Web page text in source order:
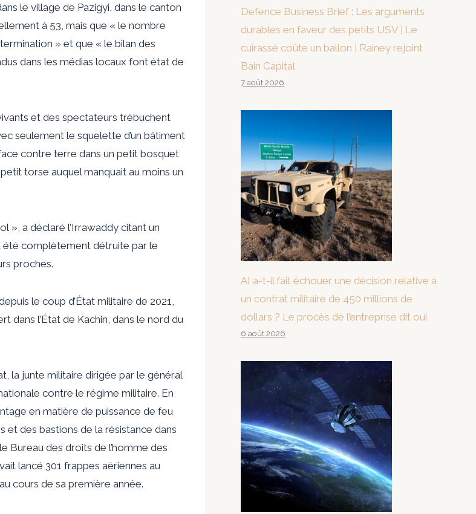
le village de Pazigyi, dans le canton
à 53, mais que « le nombre
» et que « le bilan des
dans les médias locaux font état de
et des spectateurs trébuchent
seulement le squelette d’un bâtiment
contre terre dans un petit bosquet
torse auquel manquait au moins un
», a déclaré l’Irrawaddy citant un
été complètement détruite par le
proches.
le coup d’État militaire de 2021,
dans l’État de Kachin, dans le nord du
la junte militaire dirigée par le général
contre le régime militaire. En
en matière de puissance de feu
des bastions de la résistance dans
Bureau des droits de l’homme des
lancé 301 frappes aériennes au
cours de sa première année.
Defence Business Brief : Les arguments
durables en faveur des petits USV | Le
cuirassé coûte un ballon | Rainey rejoint
Bain Capital
7 août 2026
AI a-t-il fait échouer une décision relative à
un contrat militaire de 450 millions de
dollars ? Le procès de l’entreprise dit oui
6 août 2026